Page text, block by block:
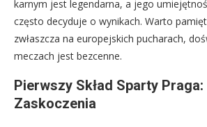
karnym jest legendarna, a jego
często decyduje o wynikach. Warto
zwłaszcza na europejskich pucharach,
meczach jest bezcenne.
Pierwszy Skład Sparty
Zaskoczenia